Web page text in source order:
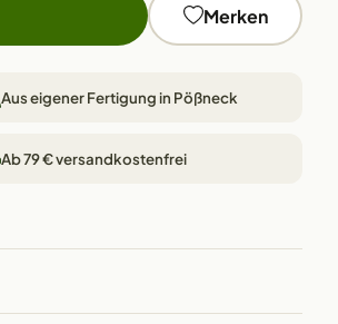
Merken
Aus eigener Fertigung in Pößneck
Ab 79 € versandkostenfrei